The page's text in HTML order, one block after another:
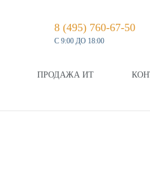
8 (495) 760-67-50
С 9:00 ДО 18:00
ПРОДАЖА ИТ